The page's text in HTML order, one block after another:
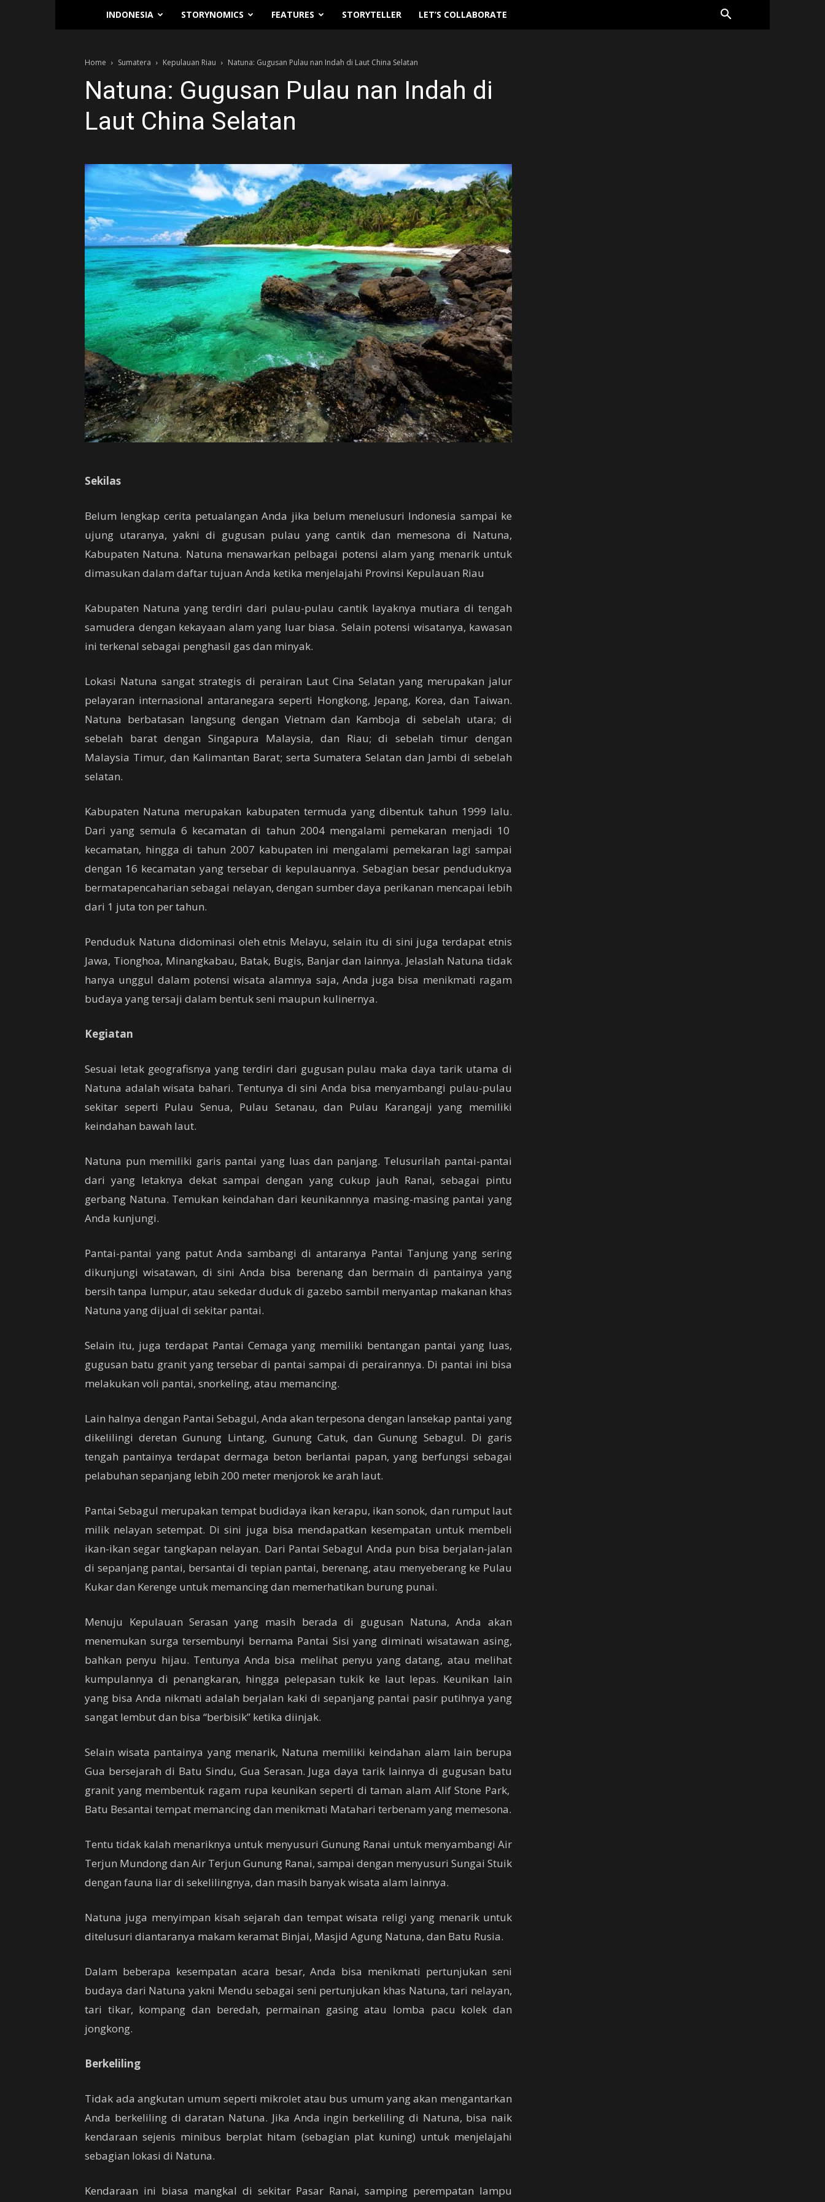
Traverse.id
INDONESIA STORYNOMICS FEATURES STORYTELLER LET’S COLLABORATE
Home Sumatera Kepulauan Riau Natuna: Gugusan Pulau nan Indah di Laut China Selatan
Natuna: Gugusan Pulau nan Indah di
Laut China Selatan
Sekilas
Belum lengkap cerita petualangan Anda jika belum menelusuri Indonesia sampai ke
ujung utaranya, yakni di gugusan pulau yang cantik dan memesona di Natuna,
Kabupaten Natuna. Natuna menawarkan pelbagai potensi alam yang menarik untuk
dimasukan dalam daftar tujuan Anda ketika menjelajahi Provinsi Kepulauan Riau
Kabupaten Natuna yang terdiri dari pulau-pulau cantik layaknya mutiara di tengah
samudera dengan kekayaan alam yang luar biasa. Selain potensi wisatanya, kawasan
ini terkenal sebagai penghasil gas dan minyak.
Lokasi Natuna sangat strategis di perairan Laut Cina Selatan yang merupakan jalur
pelayaran internasional antaranegara seperti Hongkong, Jepang, Korea, dan Taiwan.
Natuna berbatasan langsung dengan Vietnam dan Kamboja di sebelah utara; di
sebelah barat dengan Singapura Malaysia, dan Riau; di sebelah timur dengan
Malaysia Timur, dan Kalimantan Barat; serta Sumatera Selatan dan Jambi di sebelah
selatan.
Kabupaten Natuna merupakan kabupaten termuda yang dibentuk tahun 1999 lalu.
Dari yang semula 6 kecamatan di tahun 2004 mengalami pemekaran menjadi 10
kecamatan, hingga di tahun 2007 kabupaten ini mengalami pemekaran lagi sampai
dengan 16 kecamatan yang tersebar di kepulauannya. Sebagian besar penduduknya
bermatapencaharian sebagai nelayan, dengan sumber daya perikanan mencapai lebih
dari 1 juta ton per tahun.
Penduduk Natuna didominasi oleh etnis Melayu, selain itu di sini juga terdapat etnis
Jawa, Tionghoa, Minangkabau, Batak, Bugis, Banjar dan lainnya. Jelaslah Natuna tidak
hanya unggul dalam potensi wisata alamnya saja, Anda juga bisa menikmati ragam
budaya yang tersaji dalam bentuk seni maupun kulinernya.
Kegiatan
Sesuai letak geografisnya yang terdiri dari gugusan pulau maka daya tarik utama di
Natuna adalah wisata bahari. Tentunya di sini Anda bisa menyambangi pulau-pulau
sekitar seperti Pulau Senua, Pulau Setanau, dan Pulau Karangaji yang memiliki
keindahan bawah laut.
Natuna pun memiliki garis pantai yang luas dan panjang. Telusurilah pantai-pantai
dari yang letaknya dekat sampai dengan yang cukup jauh Ranai, sebagai pintu
gerbang Natuna. Temukan keindahan dari keunikannnya masing-masing pantai yang
Anda kunjungi.
Pantai-pantai yang patut Anda sambangi di antaranya Pantai Tanjung yang sering
dikunjungi wisatawan, di sini Anda bisa berenang dan bermain di pantainya yang
bersih tanpa lumpur, atau sekedar duduk di gazebo sambil menyantap makanan khas
Natuna yang dijual di sekitar pantai.
Selain itu, juga terdapat Pantai Cemaga yang memiliki bentangan pantai yang luas,
gugusan batu granit yang tersebar di pantai sampai di perairannya. Di pantai ini bisa
melakukan voli pantai, snorkeling, atau memancing.
Lain halnya dengan Pantai Sebagul, Anda akan terpesona dengan lansekap pantai yang
dikelilingi deretan Gunung Lintang, Gunung Catuk, dan Gunung Sebagul. Di garis
tengah pantainya terdapat dermaga beton berlantai papan, yang berfungsi sebagai
pelabuhan sepanjang lebih 200 meter menjorok ke arah laut.
Pantai Sebagul merupakan tempat budidaya ikan kerapu, ikan sonok, dan rumput laut
milik nelayan setempat. Di sini juga bisa mendapatkan kesempatan untuk membeli
ikan-ikan segar tangkapan nelayan. Dari Pantai Sebagul Anda pun bisa berjalan-jalan
di sepanjang pantai, bersantai di tepian pantai, berenang, atau menyeberang ke Pulau
Kukar dan Kerenge untuk memancing dan memerhatikan burung punai.
Menuju Kepulauan Serasan yang masih berada di gugusan Natuna, Anda akan
menemukan surga tersembunyi bernama Pantai Sisi yang diminati wisatawan asing,
bahkan penyu hijau. Tentunya Anda bisa melihat penyu yang datang, atau melihat
kumpulannya di penangkaran, hingga pelepasan tukik ke laut lepas. Keunikan lain
yang bisa Anda nikmati adalah berjalan kaki di sepanjang pantai pasir putihnya yang
sangat lembut dan bisa “berbisik” ketika diinjak.
Selain wisata pantainya yang menarik, Natuna memiliki keindahan alam lain berupa
Gua bersejarah di Batu Sindu, Gua Serasan. Juga daya tarik lainnya di gugusan batu
granit yang membentuk ragam rupa keunikan seperti di taman alam Alif Stone Park,
Batu Besantai tempat memancing dan menikmati Matahari terbenam yang memesona.
Tentu tidak kalah menariknya untuk menyusuri Gunung Ranai untuk menyambangi Air
Terjun Mundong dan Air Terjun Gunung Ranai, sampai dengan menyusuri Sungai Stuik
dengan fauna liar di sekelilingnya, dan masih banyak wisata alam lainnya.
Natuna juga menyimpan kisah sejarah dan tempat wisata religi yang menarik untuk
ditelusuri diantaranya makam keramat Binjai, Masjid Agung Natuna, dan Batu Rusia.
Dalam beberapa kesempatan acara besar, Anda bisa menikmati pertunjukan seni
budaya dari Natuna yakni Mendu sebagai seni pertunjukan khas Natuna, tari nelayan,
tari tikar, kompang dan beredah, permainan gasing atau lomba pacu kolek dan
jongkong.
Berkeliling
Tidak ada angkutan umum seperti mikrolet atau bus umum yang akan mengantarkan
Anda berkeliling di daratan Natuna. Jika Anda ingin berkeliling di Natuna, bisa naik
kendaraan sejenis minibus berplat hitam (sebagian plat kuning) untuk menjelajahi
sebagian lokasi di Natuna.
Kendaraan ini biasa mangkal di sekitar Pasar Ranai, samping perempatan lampu